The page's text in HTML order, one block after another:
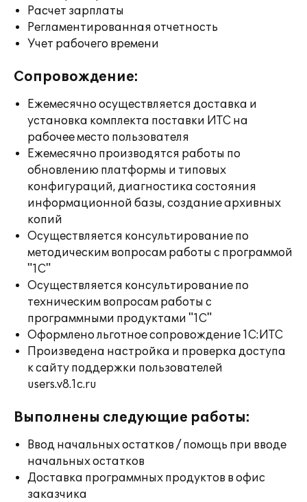
Расчет зарплаты
Регламентированная отчетность
Учет рабочего времени
Сопровождение:
Ежемесячно осуществляется доставка и
установка комплекта поставки ИТС на
рабочее место пользователя
Ежемесячно производятся работы по
обновлению платформы и типовых
конфигураций, диагностика состояния
информационной базы, создание архивных
копий
Осуществляется консультирование по
методическим вопросам работы с программой
"1С"
Осуществляется консультирование по
техническим вопросам работы с
программными продуктами "1С"
Оформлено льготное сопровождение 1С:ИТС
Произведена настройка и проверка доступа
к сайту поддержки пользователей
users.v8.1c.ru
Выполнены следующие работы:
Ввод начальных остатков / помощь при вводе
начальных остатков
Доставка программных продуктов в офис
заказчика